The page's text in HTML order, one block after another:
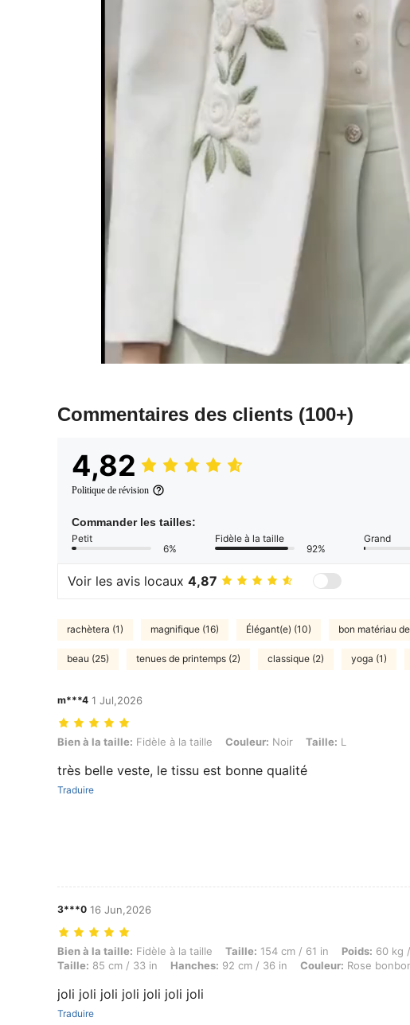
Commentaires des clients (100+)
4,82
Politique de révision
Commander les tailles:
Petit
6%
Fidèle à la taille
92%
Grand
Voir les avis locaux 4,87
rachètera (1) magnifique (16) Élégant(e) (10) bon matériau
beau (25) tenues de printemps (2) classique (2) yoga (1)
m***4 1 Jul,2026
Bien à la taille: Fidèle à la taille, Couleur: Noir, Taille: L
Bien à la taille: Fidèle à la taille Couleur: Noir Taille: L
très belle veste, le tissu est bonne qualité
Traduire
3***0 16 Jun,2026
Bien à la taille: Fidèle à la taille, Taille: 154 cm / 61 in, Poids: 60 kg / 132 lbs,
Bien à la taille: Fidèle à la taille Taille: 154 cm / 61 in Poids: 60 kg
Taille: 85 cm / 33 in Hanches: 92 cm / 36 in Couleur: Rose
joli joli joli joli joli joli joli
Traduire